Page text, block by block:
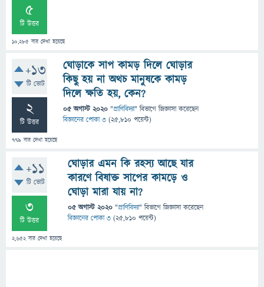
5
টি উত্তর
10,285 বার দেখা হয়েছে
+13
টি ভোট
2
টি উত্তর
779 বার দেখা হয়েছে
ঘোড়াকে সাপ কামড় দিলে ঘোড়ার
কিছু হয় না অথচ মানুষকে কামড়
দিলে ক্ষতি হয়, কেন?
05 অগাস্ট 2020 "প্রাণিবিদ্যা" বিভাগে জিজ্ঞাসাকরেছেন
বিজ্ঞানের পোকা ৩ (25,810 পয়েন্ট)
+11
টি ভোট
3
টি উত্তর
2,652বার দেখা হয়েছে
ঘোড়ার এমন কি রহস্য আছে যার
কারণে বিষাক্ত সাপের কামড়ে ও
ঘোড়া মারা যায় না?
05 অগাস্ট 2020 "প্রাণিবিদ্যা" বিভাগে জিজ্ঞাসাকরেছেন
বিজ্ঞানের পোকা ৩ (25,810 পয়েন্ট)